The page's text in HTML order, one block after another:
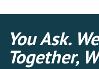
You Ask.
Together,